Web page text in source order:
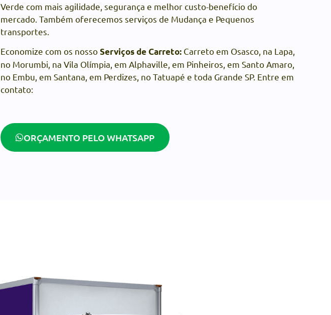
Verde com mais agilidade, segurança e melhor custo-benefício do
mercado. Também oferecemos serviços de Mudança e Pequenos
transportes.
Economize com os nossoServiços de Carreto:Carreto em Osasco, na Lapa,
no Morumbi, na Vila Olímpia, em Alphaville, em Pinheiros, em Santo Amaro,
no Embu, em Santana, em Perdizes, no Tatuapé e toda Grande SP. Entre em
contato:
ORÇAMENTO PELO WHATSAPP